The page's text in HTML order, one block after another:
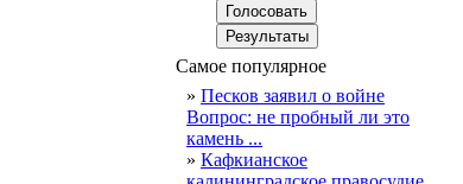
Самое популярное
» Песков заявил о войне
Вопрос: не пробный ли это
камень ...
» Кафкианское